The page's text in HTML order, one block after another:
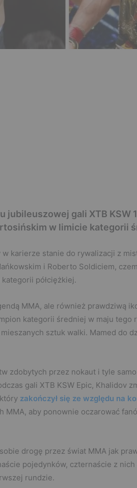
jubileuszowej gali XTB KSW
w limicie kategorii
w karierze stanie do rywalizacji z
i Roberto Soldiciem,
półciężkiej.
MMA, ale również prawdziwą
kategorii średniej w maju tego
sztuk walki. Mamed do
zdobytych przez nokaut i tyle
gali XTB KSW Epic, Khalidov
zakończył się ze względu na
MMA, aby ponownie oczarować
drogę przez świat MMA jak
pojedynków, czternaście z nich
rundzie.